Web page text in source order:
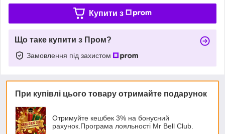
Купити з
Що таке купити з Пром?
Замовлення під захистом
При купівлі цього товару отримайте подарунок
Отримуйте кешбек 3% на бонусний
рахунок.Програма лояльності Mr Bell Club.